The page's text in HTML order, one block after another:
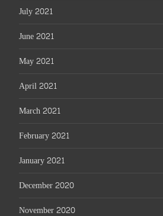
July 2021
June 2021
May 2021
April 2021
March 2021
February 2021
January 2021
December 2020
November 2020